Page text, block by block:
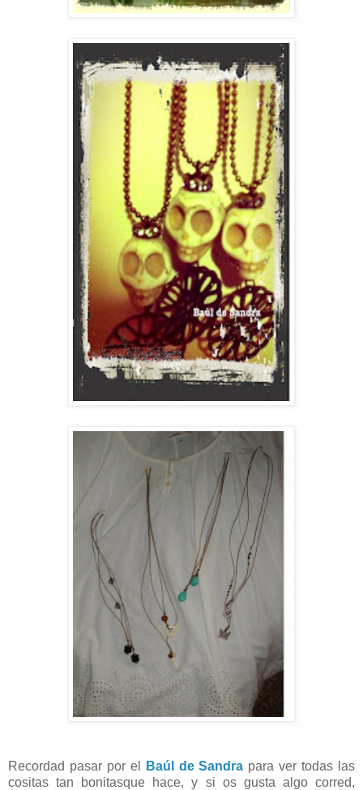
Recordad pasar por el Baúl de Sandra para ver todas las
cositas tan bonitasque hace, y si os gusta algo corred,